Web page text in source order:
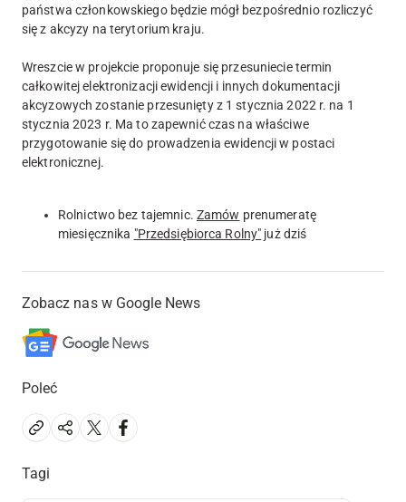
państwa członkowskiego będzie mógł bezpośrednio rozliczyć
się z akcyzy na terytorium kraju.
Wreszcie w projekcie proponuje się przesuniecie termin
całkowitej elektronizacji ewidencji i innych dokumentacji
akcyzowych zostanie przesunięty z 1 stycznia 2022 r. na 1
stycznia 2023 r. Ma to zapewnić czas na właściwe
przygotowanie się do prowadzenia ewidencji w postaci
elektronicznej.
Rolnictwo bez tajemnic. Zamów prenumeratę
miesięcznika "Przedsiębiorca Rolny" już dziś
Zobacz nas w Google News
Poleć
Tagi